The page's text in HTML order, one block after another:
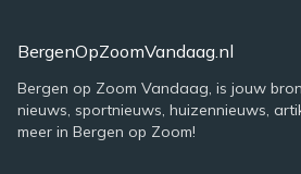
BergenOpZoomVandaag.nl
Bergen op Zoom Vandaag, is jouw
nieuws, sportnieuws, huizennieuws,
meer in Bergen op Zoom!